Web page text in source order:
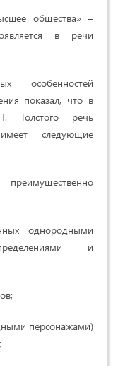
общества» –
в речи
особенностей
показал, что в
Толстого речь
следующие
однородными
и
персонажами)